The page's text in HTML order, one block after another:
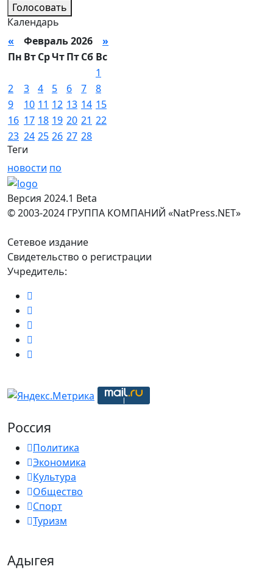
Голосовать
Календарь
« Февраль 2026 »
Пн ВтСрЧтПтСб Вс
1
2
3 4 5 6 7
8
9
10 11 12 13 14 15
16 17 18 19 20 21 22
23 24 25 26 27 28
Теги
новости по
Версия 2024.1 Beta
© 2003-2024 ГРУППА КОМПАНИЙ «NatPress.NET»
Сетевое издание
Свидетельство о регистрации
Учредитель:
Россия
Политика
Экономика
Культура
Общество
Спорт
Туризм
Адыгея